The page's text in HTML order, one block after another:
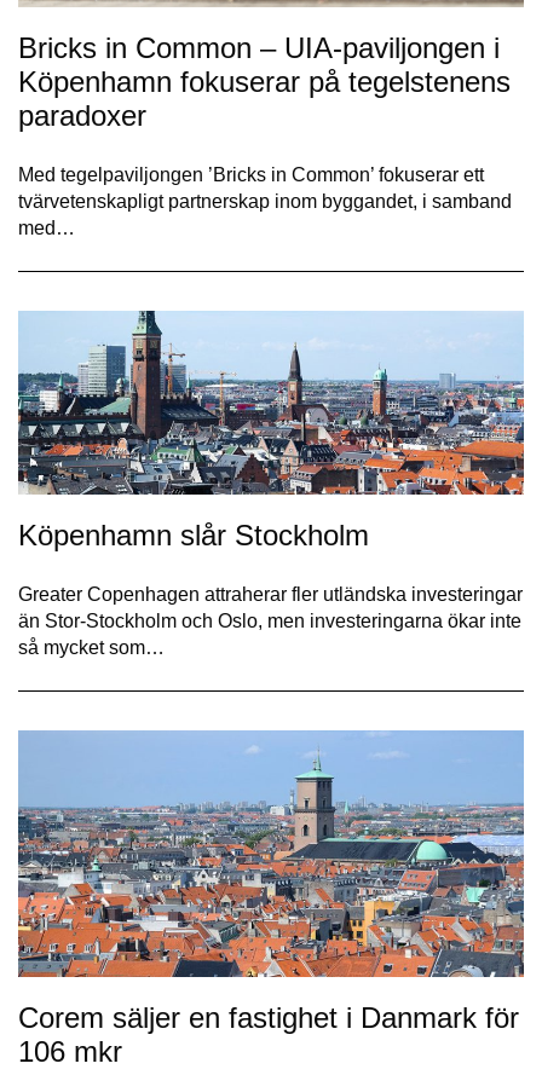
Bricks in Common – UIA-paviljongen i
Köpenhamn fokuserar på tegelstenens
paradoxer
Med tegelpaviljongen ’Bricks in Common’ fokuserar ett
tvärvetenskapligt partnerskap inom byggandet, i samband
med…
Köpenhamn slår Stockholm
Greater Copenhagen attraherar fler utländska investeringar
än Stor-Stockholm och Oslo, men investeringarna ökar inte
så mycket som…
Corem säljer en fastighet i Danmark för
106 mkr